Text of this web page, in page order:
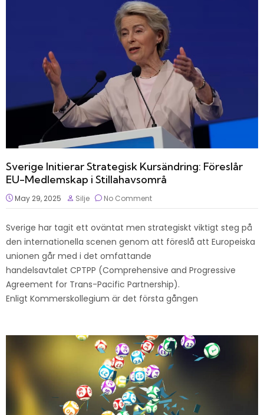
Sverige Initierar Strategisk Kursändring: Föreslår
EU-Medlemskap i Stillahavsområ
May 29, 2025 Silje No Comment
Sverige har tagit ett oväntat men strategiskt viktigt steg på
den internationella scenen genom att föreslå att Europeiska
unionen går med i det omfattande
handelsavtalet CPTPP (Comprehensive and Progressive
Agreement for Trans-Pacific Partnership).
Enligt Kommerskollegium är det första gången